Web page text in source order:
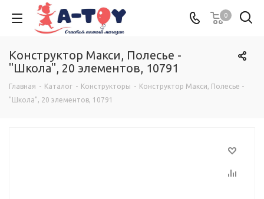
0
Конструктор Макси, Полесье -
"Школа", 20 элементов, 10791
Главная - Каталог - Конструкторы - Конструктор Макси, Полесье -
"Школа", 20 элементов, 10791